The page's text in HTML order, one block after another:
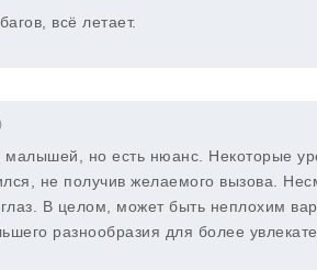
всё летает.
но есть нюанс. Некоторые
не получив желаемого вызова.
В целом, может быть неплохим
разнообразия для более